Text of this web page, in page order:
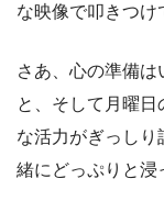
な映像で叩きつけ
さあ、心の準備
と、そして月曜日
な活力がぎっしり
緒にどっぷりと浸